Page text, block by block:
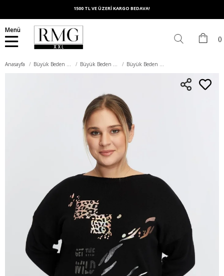
1500 TL VE ÜZERİ KARGO BEDAVA!
Menü
Anasayfa Büyük Beden Üst Giyim Büyük Beden Triko Büyük Beden Kayık Yaka Leopar Desen Baskılı Triko Siyah